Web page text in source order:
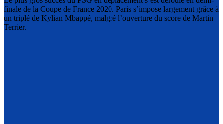
finale de la Coupe de France 2020. Paris s’impose largement grâce à
un triplé de Kylian Mbappé, malgré l’ouverture du score de Martin
Terrier.